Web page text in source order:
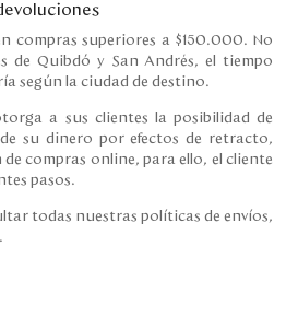
compras superiores a $150.000. No
de Quibdó y San Andrés, el tiempo
según la ciudad de destino.
otorga a sus clientes la posibilidad de
su dinero por efectos de retracto,
compras online, para ello, el cliente
pasos.
todas nuestras políticas de envíos,